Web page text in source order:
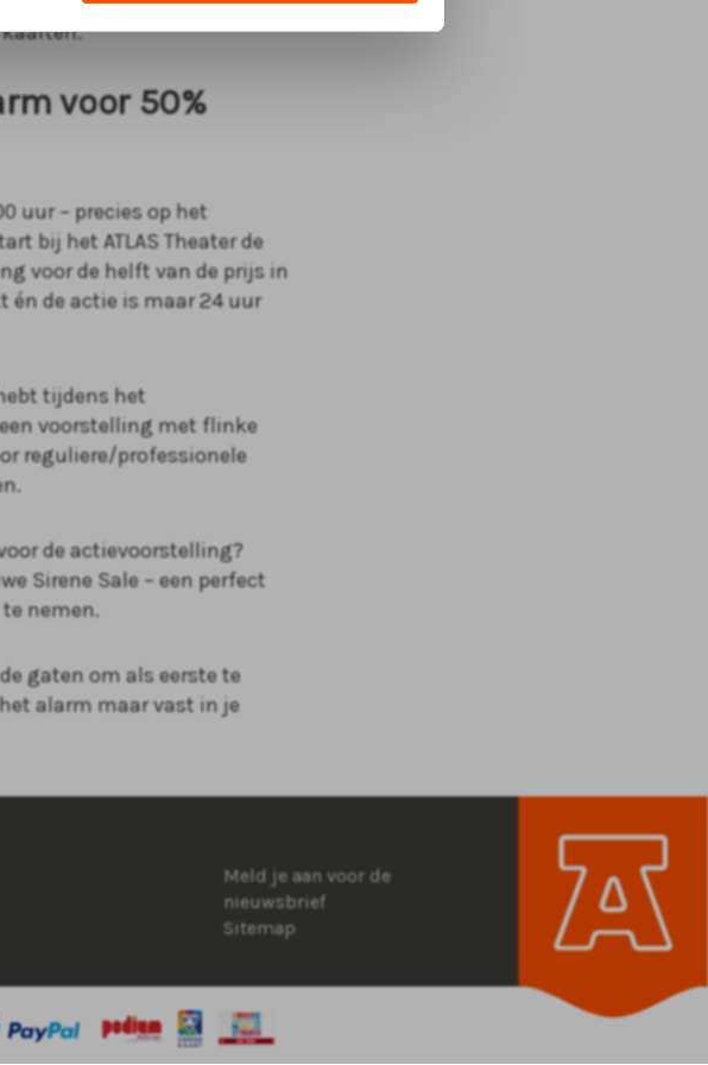
voor 50%
uur – precies op het
bij het ATLAS Theater de
voor de helft van de prijs in
én de actie is maar 24 uur
tijdens het
voorstelling met flinke
reguliere/professionele
de actievoorstelling?
Sirene Sale – een perfect
nemen.
gaten om als eerste te
alarm maar vast in je
Meld je aan voor de
nieuwsbrief
Sitemap